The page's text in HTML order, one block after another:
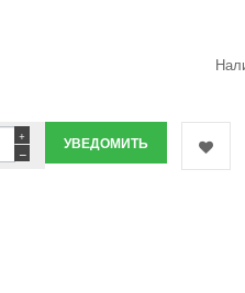
−
+ УВЕДОМИТЬ